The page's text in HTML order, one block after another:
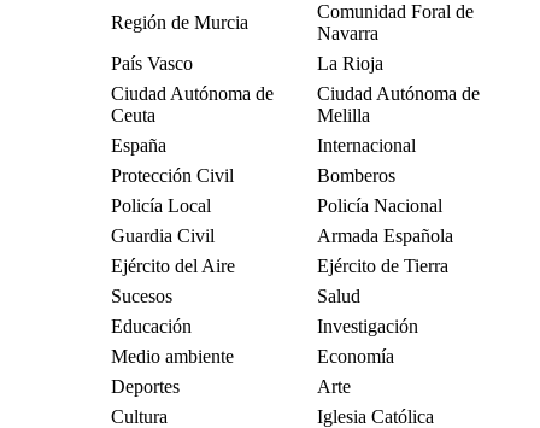
Región de Murcia
Comunidad Foral de
Navarra
País Vasco
La Rioja
Ciudad Autónoma de
Ceuta
Ciudad Autónoma de
Melilla
España
Internacional
Protección Civil
Bomberos
Policía Local
Policía Nacional
Guardia Civil
Armada Española
Ejército del Aire
Ejército de Tierra
Sucesos
Salud
Educación
Investigación
Medio ambiente
Economía
Deportes
Arte
Cultura
Iglesia Católica